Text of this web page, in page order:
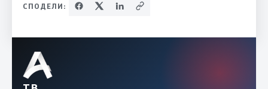
СПОДЕЛИ: